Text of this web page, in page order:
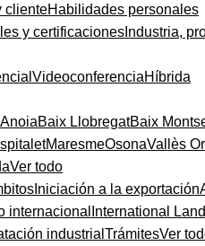
clienteHabilidades personales
y certificaciones Industria,
VideoconferenciaHíbrida
AnoiaBaix LlobregatBaix
MaresmeOsonaVallès
Ver todo
Iniciación a la exportación
internacional International
industrial TrámitesVer